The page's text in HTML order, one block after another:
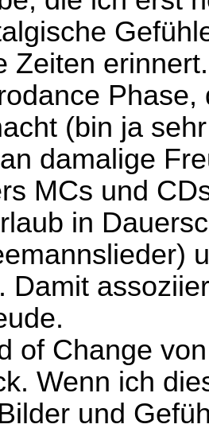
Zeiten
(bin ja
damalige
MCs und
in
Damit
of Change
Wenn ich
und